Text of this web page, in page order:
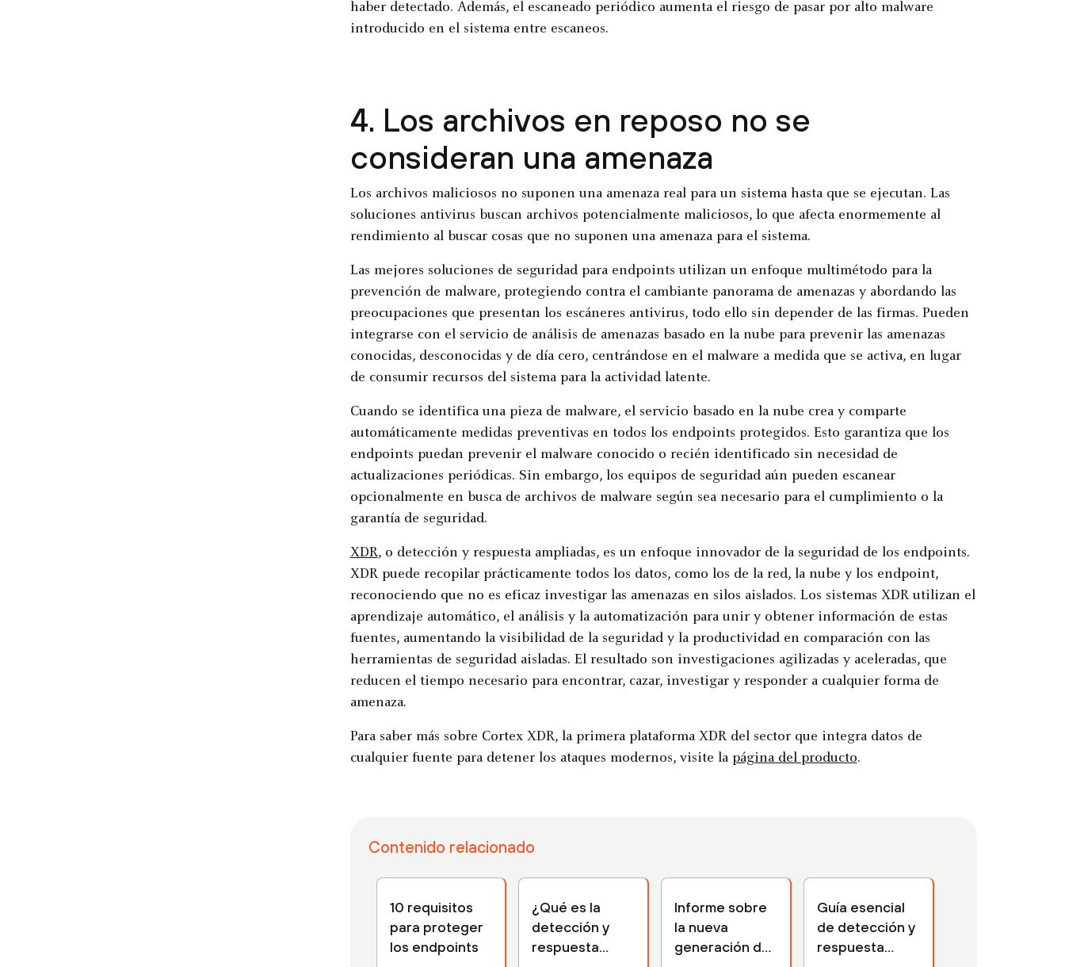
haber detectado. Además, el escaneado periódico aumenta el riesgo de pasar por alto malware
introducido en el sistema entre escaneos.
4. Los archivos en reposo no se
consideran una amenaza
Los archivos maliciosos no suponen una amenaza real para un sistema hasta que se ejecutan. Las
soluciones antivirus buscan archivos potencialmente maliciosos, lo que afecta enormemente al
rendimiento al buscar cosas que no suponen una amenaza para el sistema.
Las mejores soluciones de seguridad para endpoints utilizan un enfoque multimétodo para la
prevención de malware, protegiendo contra el cambiante panorama de amenazas y abordando las
preocupaciones que presentan los escáneres antivirus, todo ello sin depender de las firmas. Pueden
integrarse con el servicio de análisis de amenazas basado en la nube para prevenir las amenazas
conocidas, desconocidas y de día cero, centrándose en el malware a medida que se activa, en lugar
de consumir recursos del sistema para la actividad latente.
Cuando se identifica una pieza de malware, el servicio basado en la nube crea y comparte
automáticamente medidas preventivas en todos los endpoints protegidos. Esto garantiza que los
endpoints puedan prevenir el malware conocido o recién identificado sin necesidad de
actualizaciones periódicas. Sin embargo, los equipos de seguridad aún pueden escanear
opcionalmente en busca de archivos de malware según sea necesario para el cumplimiento o la
garantía de seguridad.
XDR, o detección y respuesta ampliadas, es un enfoque innovador de la seguridad de los endpoints.
XDR puede recopilar prácticamente todos los datos, como los de la red, la nube y los endpoint,
reconociendo que no es eficaz investigar las amenazas en silos aislados. Los sistemas XDR utilizan el
aprendizaje automático, el análisis y la automatización para unir y obtener información de estas
fuentes, aumentando la visibilidad de la seguridad y la productividad en comparación con las
herramientas de seguridad aisladas. El resultado son investigaciones agilizadas y aceleradas, que
reducen el tiempo necesario para encontrar, cazar, investigar y responder a cualquier forma de
amenaza.
Para saber más sobre Cortex XDR, la primera plataforma XDR del sector que integra datos de
cualquier fuente para detener los ataques modernos, visite la página del producto.
Contenido relacionado
10 requisitos
para proteger
los endpoints
¿Qué es la
detección y
respuesta
Informe sobre
la nueva
generación de
Guía esencial
de detección y
respuesta